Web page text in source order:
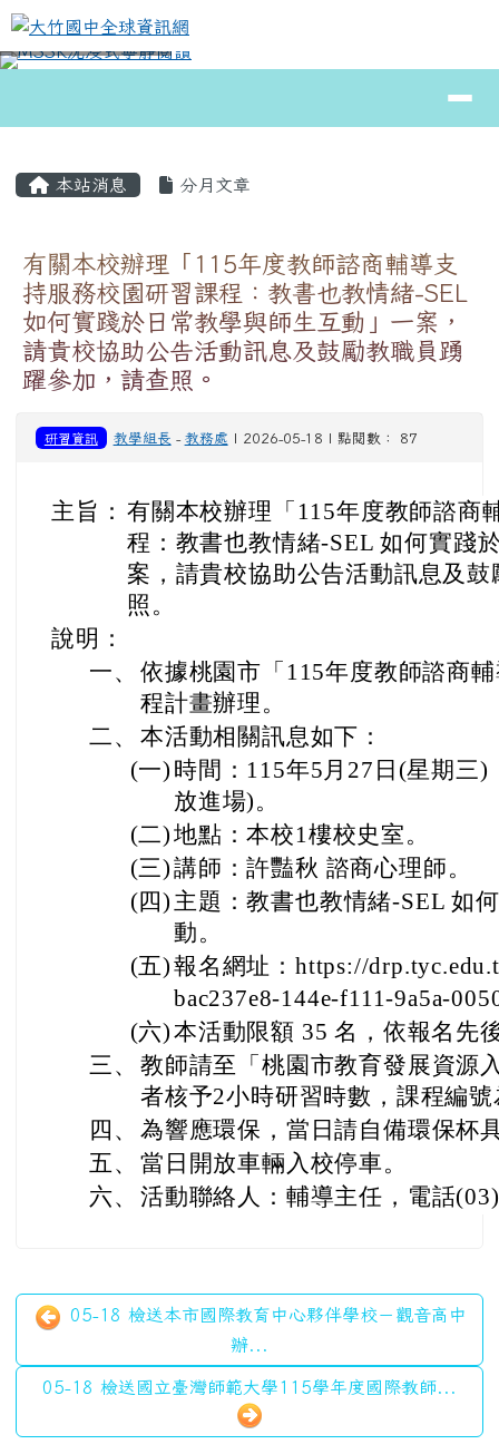
跳至主內容區
大竹國中全球資訊網
⏸
本站消息 分月文章
有關本校辦理「115年度教師諮商輔導支
持服務校園研習課程：教書也教情緒-SEL
如何實踐於日常教學與師生互動」一案，
請貴校協助公告活動訊息及鼓勵教職員踴
躍參加，請查照。
研習資訊 教學組長 - 教務處 | 2026-05-18 | 點閱數： 87
主旨： 有關本校辦理「115年度教師諮商
程：教書也教情緒-SEL 如何實踐
案，請貴校協助公告活動訊息及
照。
說明：
一、 依據桃園市「115年度教師諮商
程計畫辦理。
二、 本活動相關訊息如下：
(一) 時間：115年5月27日(星期三
放進場)。
(二)地點：本校1樓校史室。
(三)講師：許豔秋 諮商心理師。
(四) 主題：教書也教情緒-SEL 如
動。
(五)報名網址：https://
bac237e8-144e-f111-9a5a-
(六)本活動限額 35 名，依報名先
三、 教師請至「桃園市教育發展資源
者核予2小時研習時數，課程編
四、 為響應環保，當日請自備環保杯
五、 當日開放車輛入校停車。
六、 活動聯絡人：輔導主任，電話
05-18 檢送本市國際教育中心夥伴學校－觀音高中
辦...
05-18 檢送國立臺灣師範大學115學年度國際教師...